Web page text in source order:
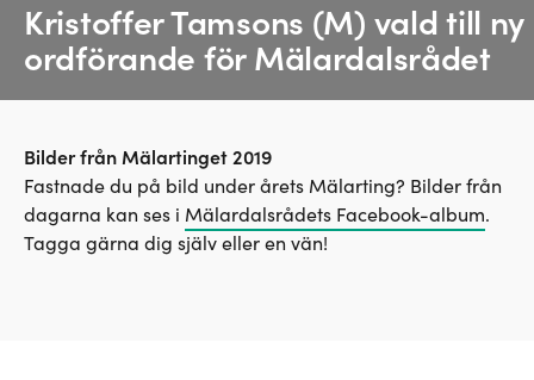
Kristoffer Tamsons (M) vald till ny
ordförande för Mälardalsrådet
Bilder från Mälartinget 2019
Fastnade du på bild under årets Mälarting? Bilder från
dagarna kan ses i Mälardalsrådets Facebook-album.
Tagga gärna dig själv eller en vän!